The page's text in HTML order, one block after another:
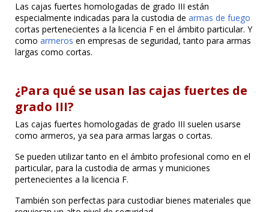
Las cajas fuertes homologadas de grado III están
especialmente indicadas para la custodia dearmas de fuego
cortas pertenecientes a la licencia F en el ámbito particular. Y
comoarmeros en empresas de seguridad, tanto para armas
largas como cortas.
¿Para qué se usan las cajas fuertes de
grado III?
Las cajas fuertes homologadas de grado III suelen usarse
como armeros, ya sea para armas largas o cortas.
Se pueden utilizar tanto en el ámbito profesional como en el
particular, para la custodia de armas y municiones
pertenecientes a la licencia F.
También son perfectas para custodiar bienes materiales que